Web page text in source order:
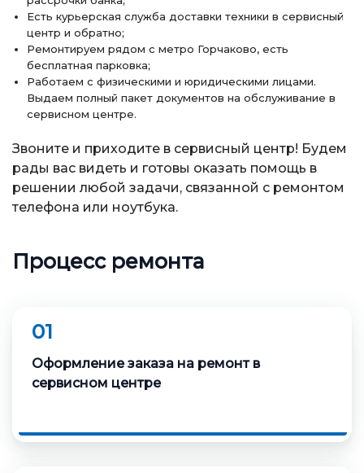
Есть курьерская служба доставки техники в сервисный
центр и обратно;
Ремонтируем рядом с метро Горчаково, есть
бесплатная парковка;
Работаем с физическими и юридическими лицами.
Выдаем полный пакет документов на обслуживание в
сервисном центре.
Звоните и приходите в сервисный центр! Будем
рады вас видеть и готовы оказать помощь в
решении любой задачи, связанной с ремонтом
телефона или ноутбука.
Процесс ремонта
01
Оформление заказа на ремонт в
сервисном центре